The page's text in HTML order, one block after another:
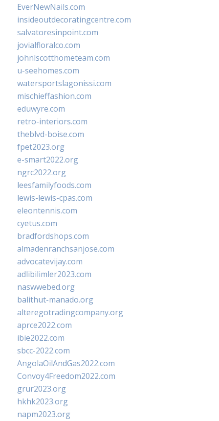
EverNewNails.com
insideoutdecoratingcentre.com
salvatoresinpoint.com
jovialfloralco.com
johnlscotthometeam.com
u-seehomes.com
watersportslagonissi.com
mischieffashion.com
eduwyre.com
retro-interiors.com
theblvd-boise.com
fpet2023.org
e-smart2022.org
ngrc2022.org
leesfamilyfoods.com
lewis-lewis-cpas.com
eleontennis.com
cyetus.com
bradfordshops.com
almadenranchsanjose.com
advocatevijay.com
adlibilimler2023.com
naswwebed.org
balithut-manado.org
alteregotradingcompany.org
aprce2022.com
ibie2022.com
sbcc-2022.com
AngolaOilAndGas2022.com
Convoy4Freedom2022.com
grur2023.org
hkhk2023.org
napm2023.org